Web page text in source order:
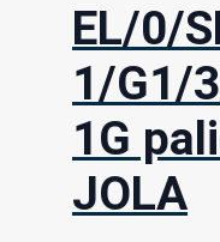
EL/0/
1/G1/
1G
JOLA